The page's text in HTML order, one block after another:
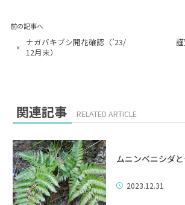
前の記事へ
« ナガバキブシ開花確認（’23/
12月末）
謹
関連記事 RELATED ARTICLE
ムニンベニシダ
2023.12.31